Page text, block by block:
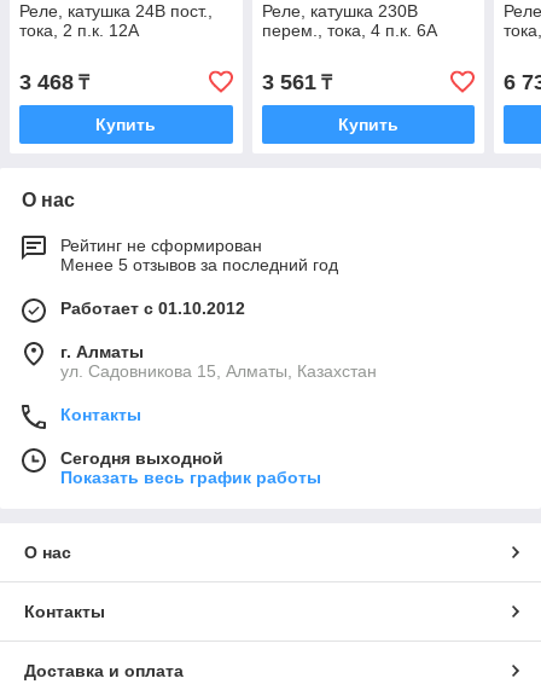
Реле, катушка 24В пост.,
тока, 2 п.к. 12А
3 468 ₸
Купить
Реле, катушка 230В
перем., тока, 4 п.к. 6А
3 561₸
Купить
6
О нас
Рейтинг не сформирован
Менее 5 отзывов за последний год
Работает с 01.10.2012
г. Алматы
ул. Садовникова 15, Алматы, Казахстан
Контакты
Сегодня выходной
Показать весь график работы
О нас
Контакты
Доставка и оплата